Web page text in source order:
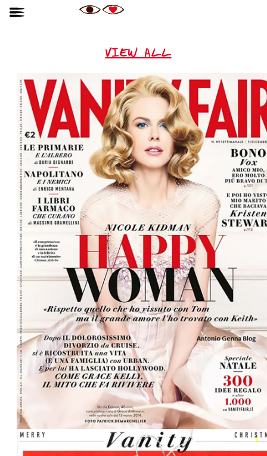
VIEW ALL